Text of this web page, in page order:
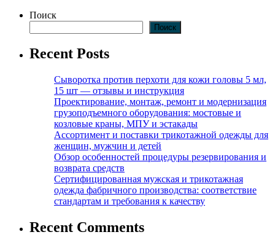
Поиск
Поиск
Recent Posts
Сыворотка против перхоти для кожи головы 5 мл,
15 шт — отзывы и инструкция
Проектирование, монтаж, ремонт и модернизация
грузоподъемного оборудования: мостовые и
козловые краны, МПУ и эстакады
Ассортимент и поставки трикотажной одежды для
женщин, мужчин и детей
Обзор особенностей процедуры резервирования и
возврата средств
Сертифицированная мужская и трикотажная
одежда фабричного производства: соответствие
стандартам и требования к качеству
Recent Comments